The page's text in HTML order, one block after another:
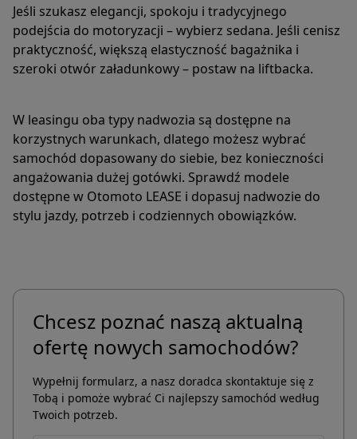
Jeśli szukasz elegancji, spokoju i tradycyjnego
podejścia do motoryzacji – wybierz sedana. Jeśli cenisz
praktyczność, większą elastyczność bagażnika i
szeroki otwór załadunkowy – postaw na liftbacka.
W leasingu oba typy nadwozia są dostępne na
korzystnych warunkach, dlatego możesz wybrać
samochód dopasowany do siebie, bez konieczności
angażowania dużej gotówki. Sprawdź modele
dostępne w Otomoto LEASE i dopasuj nadwozie do
stylu jazdy, potrzeb i codziennych obowiązków.
Chcesz poznać naszą aktualną
ofertę nowych samochodów?
Wypełnij formularz, a nasz doradca skontaktuje się z
Tobą i pomoże wybrać Ci najlepszy samochód według
Twoich potrzeb.